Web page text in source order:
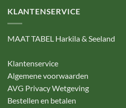
KLANTENSERVICE
MAAT TABEL Harkila & Seeland
Klantenservice
Algemene voorwaarden
AVG Privacy Wetgeving
Bestellen en betalen